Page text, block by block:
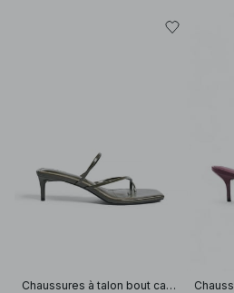
Chaussures à talon bout carré